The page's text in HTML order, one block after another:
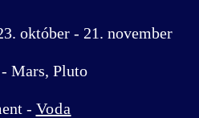
október - 21. november
Mars, Pluto
- Voda